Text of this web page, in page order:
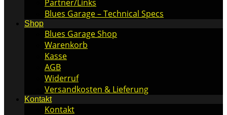
Partner/Links
Blues Garage – Technical Specs
Shop
Blues Garage Shop
Warenkorb
Kasse
AGB
Widerruf
Versandkosten & Lieferung
Kontakt
Kontakt